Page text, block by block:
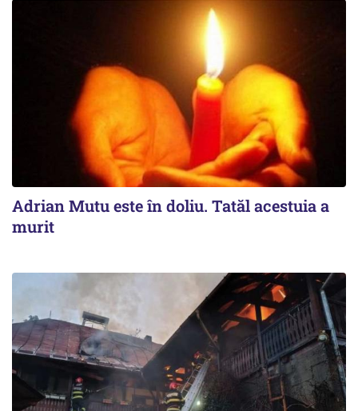
Adrian Mutu este în doliu. Tatăl acestuia a
murit